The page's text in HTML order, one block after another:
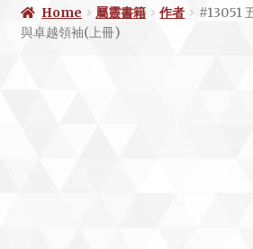
Home 屬靈書籍 作者
#13051
與卓越領袖(上冊)